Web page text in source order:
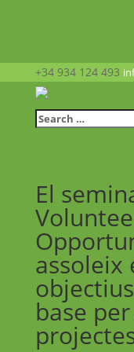
+34 934 124 493
El
assoleix
base